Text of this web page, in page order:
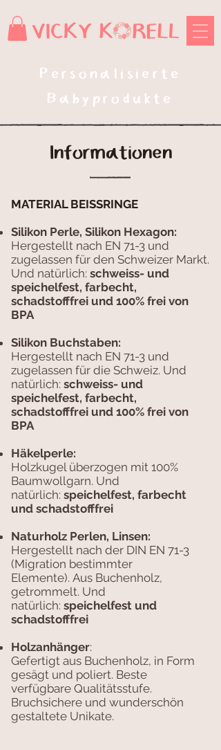
Personalisierte
Babyprodukte
Informationen
MATERIAL BEISSRINGE
Silikon Perle, Silikon Hexagon:
Hergestellt nach EN 71-3 und
zugelassen für den Schweizer Markt.
Und natürlich: schweiss- und
speichelfest, farbecht,
schadstofffrei und 100% frei von
BPA
Silikon Buchstaben:
Hergestellt nach EN 71-3 und
zugelassen für die Schweiz. Und
natürlich: schweiss- und
speichelfest, farbecht,
schadstofffrei und 100% frei von
BPA
Häkelperle:
Holzkugel überzogen mit 100%
Baumwollgarn. Und
natürlich: speichelfest, farbecht
und schadstofffrei
Naturholz Perlen, Linsen:
Hergestellt nach der DIN EN 71-3
(Migration bestimmter
Elemente). Aus Buchenholz,
getrommelt. Und
natürlich: speichelfest und
schadstofffrei
Holzanhänger:
Gefertigt aus Buchenholz, in Form
gesägt und poliert. Beste
verfügbare Qualitätsstufe.
Bruchsichere und wunderschön
gestaltete Unikate.